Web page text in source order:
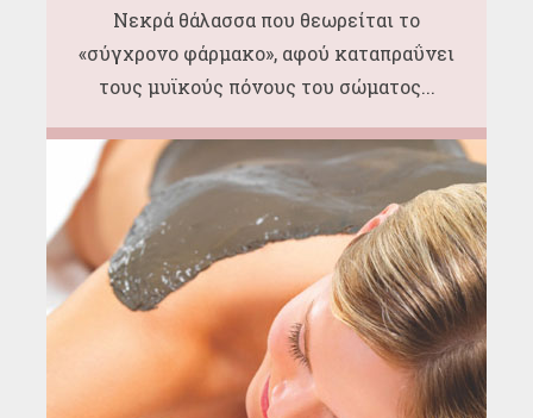
Νεκρά θάλασσα που θεωρείται το
«σύγχρονο φάρμακο», αφού καταπραΰνει
τους μυϊκούς πόνους του σώματος...